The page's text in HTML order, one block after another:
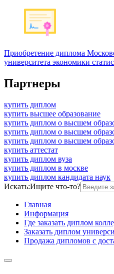
Приобретение диплома
университета экономики
Партнеры
купить диплом
купить высшее образование
купить диплом о высшем
купить диплом о высшем
купить диплом о высшем
купить аттестат
купить диплом вуза
купить диплом в москве
купить диплом кандидата наук
Искать:Ищите что-то?
Главная
Информация
Где заказать диплом
Заказать диплом
Продажа дипломов с